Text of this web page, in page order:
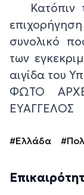
Κατόπιν
συνολικό
των
αιγίδα του
ΦΩΤΟ
ΕΥΑΓΓΕΛΟΣ
#Ελλάδα